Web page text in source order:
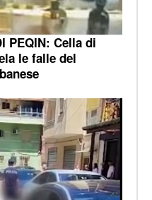
PEQIN: Cella di
le falle del